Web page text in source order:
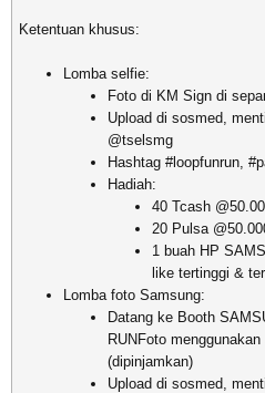
Ketentuan khusus:
Lomba selfie:
Foto di KM Sign di
Upload di sosmed,
@tselsmg
Hashtag #loopfunrun,
Hadiah:
40 Tcash
20 Pulsa
1 buah HP
like tertinggi &
Lomba foto Samsung:
Datang ke Booth
RUNFoto
(dipinjamkan)
Upload di sosmed,